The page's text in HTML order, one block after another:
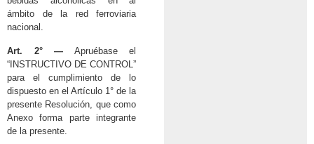
ámbito de la red ferroviaria
nacional.
Art. 2° — Apruébase el
“INSTRUCTIVO DE CONTROL”
para el cumplimiento de lo
dispuesto en el Artículo 1° de la
presente Resolución, que como
Anexo forma parte integrante
de la presente.